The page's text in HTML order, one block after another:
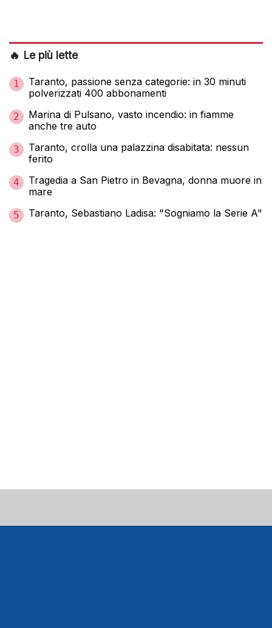
🔥 Le più lette
1
Taranto, passione senza categorie: in 30 minuti
polverizzati 400 abbonamenti
2
Marina di Pulsano, vasto incendio: in fiamme
anche tre auto
3
Taranto, crolla una palazzina disabitata: nessun
ferito
4
Tragedia a San Pietro in Bevagna, donna muore in
mare
5 Taranto, Sebastiano Ladisa: "Sogniamo la Serie A"